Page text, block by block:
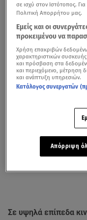
Σε υψηλά επίπεδα
σε ισχύ στον Ιστότοπος.
Πολιτική Απορρήτου μας.
Εμείς και οι
προκειμένου να
Χρήση επακριβών
χαρακτηριστικών
και πρόσβαση στα
και περιεχόμενο, μέτρηση
και ανάπτυξη υπηρεσιών.
Κατάλογος συνεργατών
Απόρριψη